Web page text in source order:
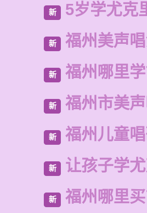
新 5岁学尤克
新 福州美声
新 福州哪里
新 福州市美
新 福州儿童
新 让孩子学
新 福州哪里